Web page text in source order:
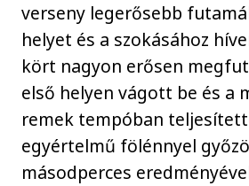
verseny legerősebb
helyet és a szokásához
kört nagyon erősen
első helyen vágott be és a
remek tempóban
egyértelmű fölénnyel
másodperces